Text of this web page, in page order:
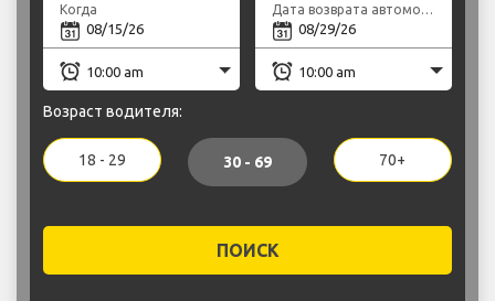
Когда Дата возврата автомобиля
Возраст водителя:
18 - 29 30 - 69 70+
ПОИСК